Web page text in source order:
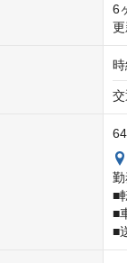
6
■
■
■